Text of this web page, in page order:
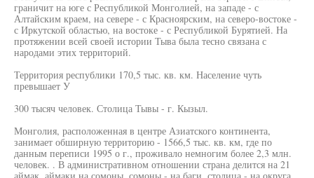
граничит на юге с Республикой Монголией, на западе - с
Алтайским краем, на севере - с Красноярским, на северо-востоке -
с Иркутской областью, на востоке - с Республикой Бурятией. На
протяжении всей своей истории Тыва была тесно связана с
народами этих территорий.
Территория республики 170,5 тыс. кв. км. Население чуть
превышает У
300 тысяч человек. Столица Тывы - г. Кызыл.
Монголия, расположенная в центре Азиатского континента,
занимает обширную территорию - 1566,5 тыс. кв. км, где по
данным переписи 1995 о г., проживало немногим более 2,3 млн.
человек. . В административном отношении страна делится на 21